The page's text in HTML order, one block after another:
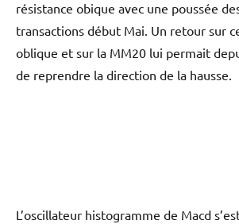
résistance obique avec une poussée
transactions début Mai. Un retour sur
oblique et sur la MM20 lui permait
de reprendre la direction de la hausse.
L’oscillateur histogramme de Macd